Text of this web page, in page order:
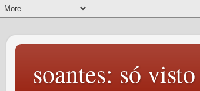
soantes: só visto